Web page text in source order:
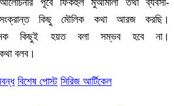
পূর্বে ফিকহুল মুআমালা তথা ব্যবসা-
কিছু মৌলিক কথা আরজ করছি।
কিছুই হয়ত বলা সম্ভব হবে না।
বলব।
বিশেষ পোস্ট সিরিজ আর্টিকেল